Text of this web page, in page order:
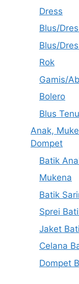
Dress
Blus/
Blus/
Rok
Gamis/
Bolero
Blus
Anak,
Dompet
Batik
Mukena
Batik
Sprei
Jaket
Celana
Dompet